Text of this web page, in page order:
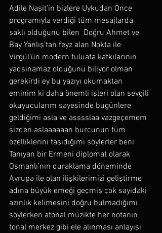
Adile Naşit’in bizlere Uykudan Önce
programıyla verdiği tüm mesajlarda
saklı olduğunu bilen  Doğru Ahmet ve
Bay Yanlış’tan feyz alan Nokta ile
Virgül’ün modern tuluata katkılarının
yadsınamaz olduğunu biliyor olman
gerekirdi ey bu yazıyı okumaktan
eminim ki daha önemli işleri olan sevgili
okuyucularım sayesinde bugünlere
geldiğimi asla ve asssslaa vazgeçemem
sizden aslaaaaaan burcunun tüm
özelliklerini taşıdığımı söylerler beni
Tanıyan bir Ermeni diplomat olarak
Osmanlı’nın duraklama döneminde
Avrupa ile olan ilişkilerimizi geliştirme
adına büyük emeği geçmiş çok sayıdaki
azınlık kelimesini doğru bulmadığımı
söylerken atonal müzikte her notanın
tonal merkez gibi ele alınması anlayışı